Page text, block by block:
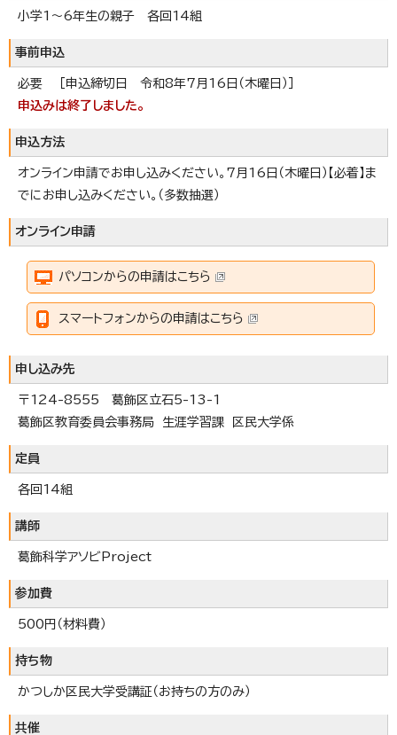
小学1～6年生の親子 各回14組
事前申込
必要 ［申込締切日 令和8年7月16日（木曜日）］
申込みは終了しました。
申込方法
オンライン申請でお申し込みください。7月16日（木曜日）【必着】ま
でにお申し込みください。（多数抽選）
オンライン申請
パソコンからの申請はこちら
スマートフォンからの申請はこちら
申し込み先
〒124-8555 葛飾区立石5-13-1
葛飾区教育委員会事務局 生涯学習課 区民大学係
定員
各回14組
講師
葛飾科学アソビProject
参加費
500円（材料費）
持ち物
かつしか区民大学受講証（お持ちの方のみ）
共催